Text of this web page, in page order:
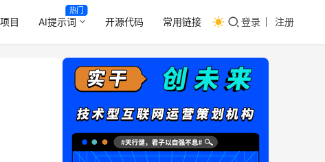
目 AI提示词
热门
开源代码 常用链接 登录 注册